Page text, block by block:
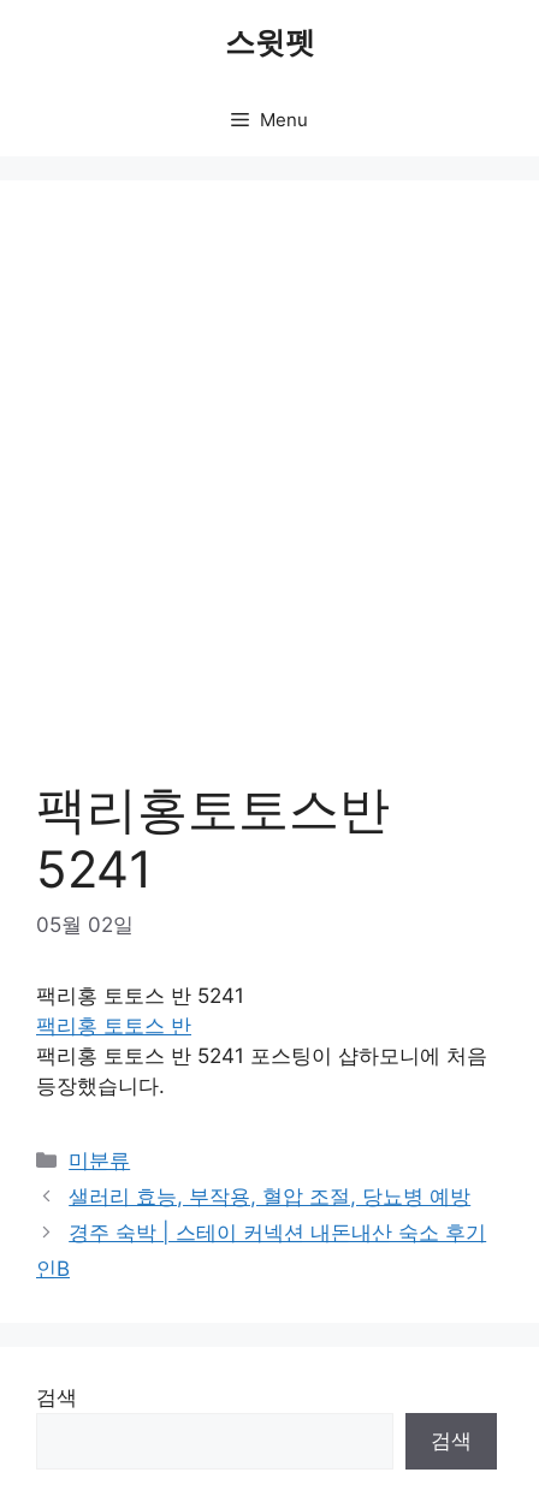
스윗펫
Menu
팩리홍토토스반
5241
05월 02일
팩리홍 토토스 반 5241
팩리홍 토토스 반
팩리홍 토토스 반 5241 포스팅이 샵하모니에 처음
등장했습니다.
Categories
미분류
샐러리 효능, 부작용, 혈압 조절, 당뇨병 예방
경주 숙박 | 스테이 커넥션 내돈내산 숙소 후기
인B
검색
검색